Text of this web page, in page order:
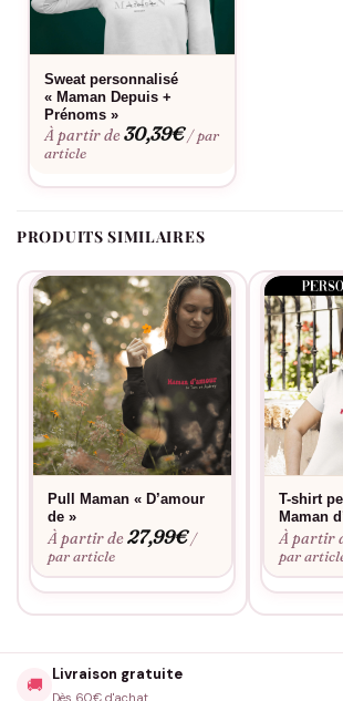
votre fierté maternelle au quotidien.
Consultez notre guide des tailles
Envie d’une touche personnelle ? Découvrez
personnalisation
. L’entretien se fait en
Sweat personnalisé
« Maman Depuis +
Prénoms »
À partir de30,39€ / par
article
PRODUITS SIMILAIRES
Pull Maman « D’amour
de »
À partir de27,99€ /
par article
T-shirt
Maman
À partir
par
🚚
Livraison gratuite
Dès 60€ d'achat